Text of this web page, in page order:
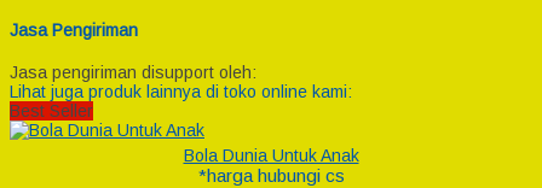
Jasa Pengiriman
Jasa pengiriman disupport oleh:
Lihat juga produk lainnya di toko online kami:
Best Seller
Bola Dunia Untuk Anak
*harga hubungi cs